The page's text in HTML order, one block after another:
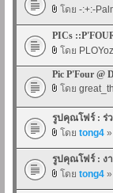
โดย -:+:-
PICs
โดย
Pic P'Four @
โดย
รูปคุณโฟร์ : ร่
โดย tong4
รูปคุณโฟร์ : งา
โดย tong4